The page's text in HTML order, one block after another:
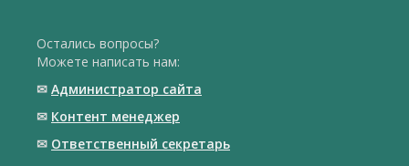
Остались вопросы?
Можете написать нам:
✉ Администратор сайта
✉ Контент менеджер
✉ Ответственный cекретарь